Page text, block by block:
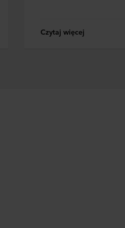
Czytaj więcej